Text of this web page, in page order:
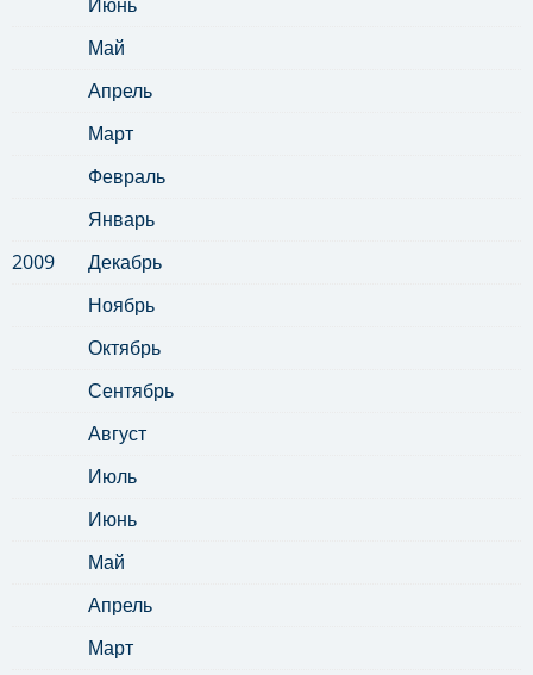
Май
Апрель
Март
Февраль
Январь
2009
Декабрь
Ноябрь
Октябрь
Сентябрь
Август
Июль
Июнь
Май
Апрель
Март